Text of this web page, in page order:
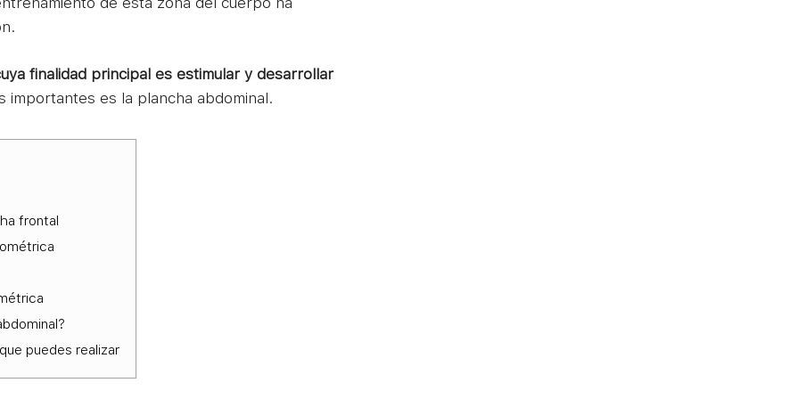
finalidad principal es estimular y desarrollar
importantes es la plancha abdominal.
frontal
puedes realizar